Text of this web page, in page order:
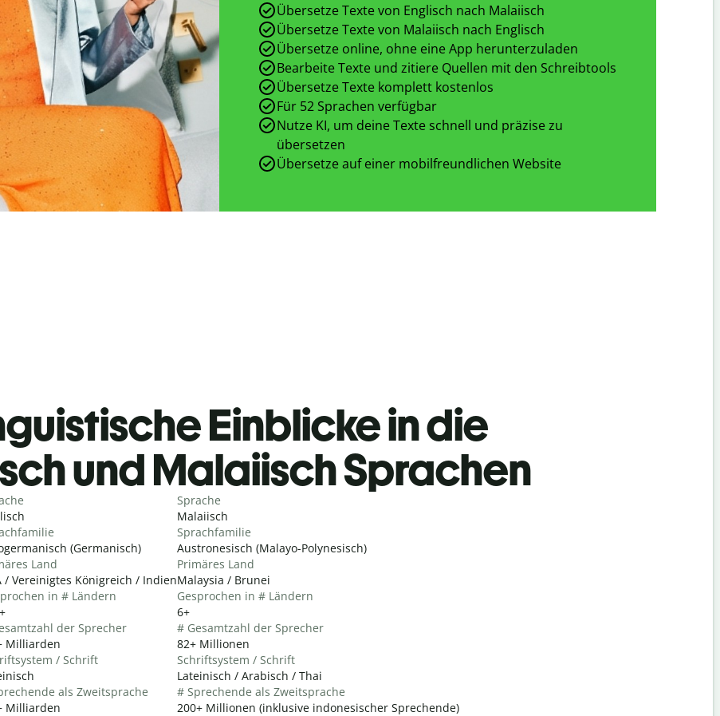
Übersetze Texte von Englisch nach Malaiisch
Übersetze Texte von Malaiisch nach Englisch
Übersetze online, ohne eine App herunterzuladen
Bearbeite Texte und zitiere Quellen mit den Schreibtools
Übersetze Texte komplett kostenlos
Für 52 Sprachen verfügbar
Nutze KI, um deine Texte schnell und präzise zu
übersetzen
Übersetze auf einer mobilfreundlichen Website
Einblicke in die
und Malaiisch Sprachen
(Germanisch)
Land
/ Vereinigtes Königreich / Indien
in # Ländern
der Sprecher
Milliarden
/ Schrift
als Zweitsprache
Milliarden
Sprache
Malaiisch
Sprachfamilie
Austronesisch (Malayo-Polynesisch)
Primäres Land
Malaysia / Brunei
Gesprochen in # Ländern
6+
# Gesamtzahl der Sprecher
82+ Millionen
Schriftsystem / Schrift
Lateinisch / Arabisch / Thai
# Sprechende als Zweitsprache
200+ Millionen (inklusive indonesischer Sprechende)